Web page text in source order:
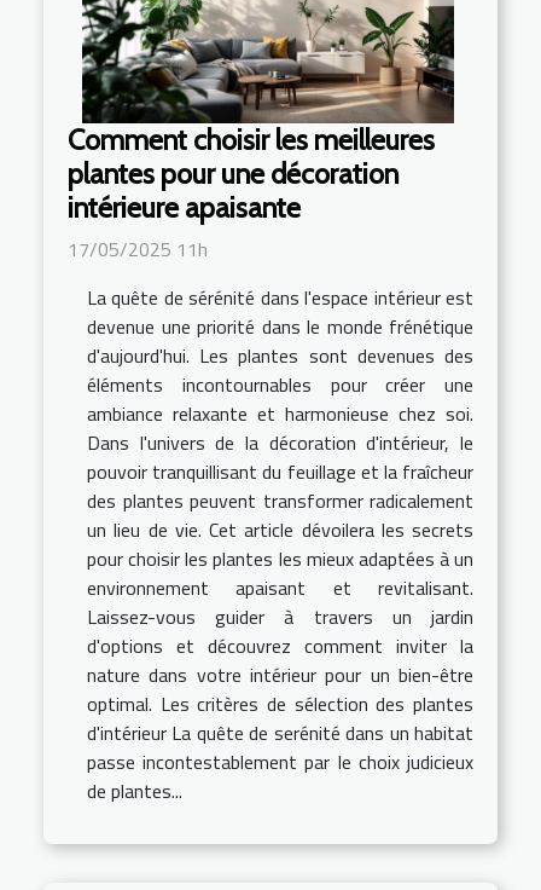
Comment choisir les meilleures
plantes pour une décoration
intérieure apaisante
17/05/2025 11h
La quête de sérénité dans l'espace intérieur est
devenue une priorité dans le monde frénétique
d'aujourd'hui. Les plantes sont devenues des
éléments incontournables pour créer une
ambiance relaxante et harmonieuse chez soi.
Dans l'univers de la décoration d'intérieur, le
pouvoir tranquillisant du feuillage et la fraîcheur
des plantes peuvent transformer radicalement
un lieu de vie. Cet article dévoilera les secrets
pour choisir les plantes les mieux adaptées à un
environnement apaisant et revitalisant.
Laissez-vous guider à travers un jardin
d'options et découvrez comment inviter la
nature dans votre intérieur pour un bien-être
optimal. Les critères de sélection des plantes
d'intérieur La quête de serénité dans un habitat
passe incontestablement par le choix judicieux
de plantes...